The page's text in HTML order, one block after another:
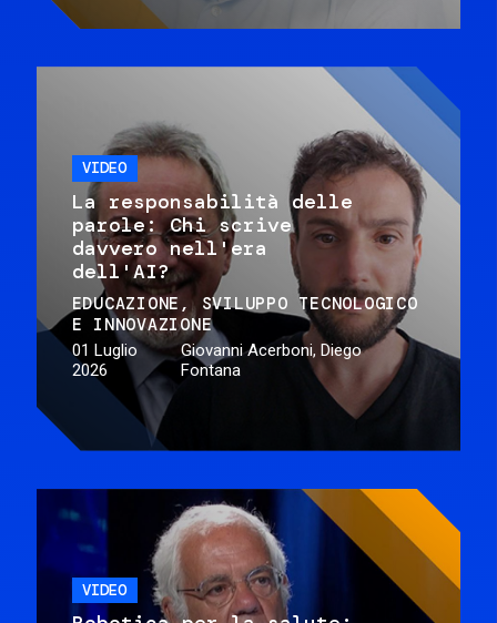
VIDEO
La responsabilità delle
parole: Chi scrive
davvero nell'era
dell'AI?
EDUCAZIONE
SVILUPPO TECNOLOGICO
E INNOVAZIONE
01 Luglio
2026
Giovanni Acerboni, Diego
Fontana
VIDEO